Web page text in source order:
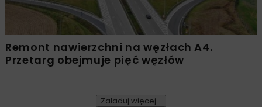
Remont nawierzchni na węzłach A4.
Przetarg obejmuje pięć węzłów
Załaduj więcej...